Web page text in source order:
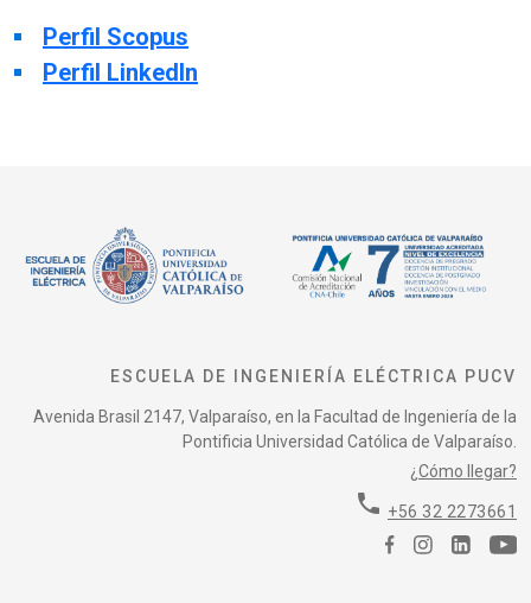
Perfil Scopus
Perfil LinkedIn
ESCUELA DE INGENIERÍA ELÉCTRICA PUCV
Avenida Brasil 2147, Valparaíso, en la Facultad de Ingeniería de la
Pontificia Universidad Católica de Valparaíso.
¿Cómo llegar?
phone +56 32 2273661